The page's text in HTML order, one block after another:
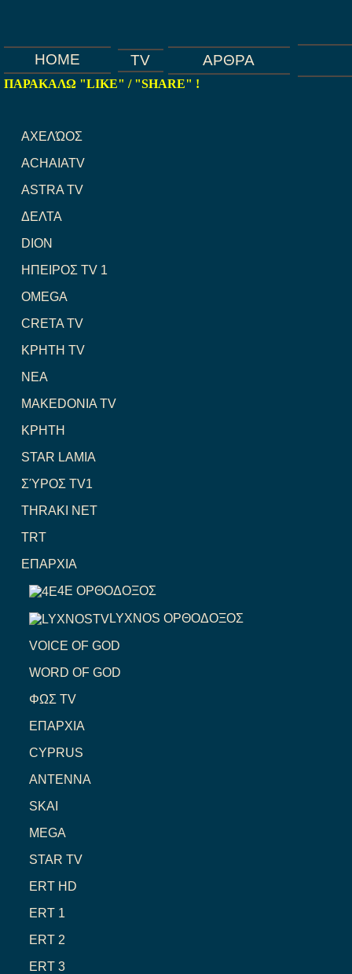
HOME TV ΑΡΘΡΑ
ΠΑΡΑΚΑΛΩ "LIKE" / "SHARE" !
MEGA TV MEGA MEGA COSMOS MEGA-
ΑΧΕΛΏΟΣ
ACHAIATV
ASTRA TV
ΔΕΛΤΑ
DION
ΗΠΕΙΡΟΣ TV 1
OMEGA
CRETA TV
ΚΡΗΤΗ TV
NEA
MAKEDONIA TV
ΚΡΗΤΗ
STAR LAMIA
ΣΎΡΟΣ TV1
THRAKI NET
TRT
ΕΠΑΡΧΙΑ
4E ΟΡΘΟΔΟΞΟΣ
LYXNOS ΟΡΘΟΔΟΞΟΣ
VOICE OF GOD
WORD OF GOD
ΦΩΣ TV
ΕΠΑΡΧΙΑ
CYPRUS
ANTENNA
SKAI
MEGA
STAR TV
ERT HD
ERT 1
ERT 2
ERT 3